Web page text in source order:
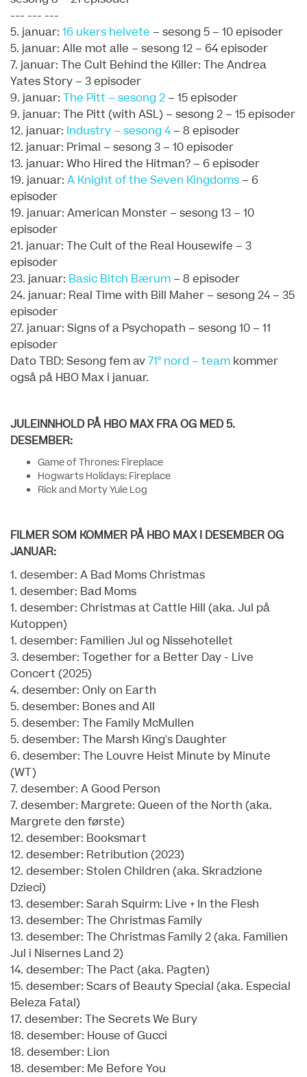
--- --- ---
5. januar: 16 ukers helvete – sesong 5 – 10 episoder
5. januar: Alle mot alle – sesong 12 – 64 episoder
7. januar: The Cult Behind the Killer: The Andrea
Yates Story – 3 episoder
9. januar: The Pitt – sesong 2 – 15 episoder
9. januar: The Pitt (with ASL) – sesong 2 – 15 episoder
12. januar: Industry – sesong 4 – 8 episoder
12. januar: Primal – sesong 3 – 10 episoder
13. januar: Who Hired the Hitman? – 6 episoder
19. januar: A Knight of the Seven Kingdoms – 6
episoder
19. januar: American Monster – sesong 13 – 10
episoder
21. januar: The Cult of the Real Housewife – 3
episoder
23. januar: Basic Bitch Bærum – 8 episoder
24. januar: Real Time with Bill Maher – sesong 24 – 35
episoder
27. januar: Signs of a Psychopath – sesong 10 – 11
episoder
Dato TBD: Sesong fem av71° nord – team kommer
også på HBO Max i januar.
JULEINNHOLD PÅ HBO MAX FRA OG MED 5.
DESEMBER:
Game of Thrones: Fireplace
Hogwarts Holidays: Fireplace
Rick and Morty Yule Log
FILMER SOM KOMMER PÅ HBO MAX I DESEMBER OG
JANUAR:
1. desember: A Bad Moms Christmas
1. desember: Bad Moms
1. desember: Christmas at Cattle Hill (aka. Jul på
Kutoppen)
1. desember: Familien Jul og Nissehotellet
3. desember: Together for a Better Day - Live
Concert (2025)
4. desember: Only on Earth
5. desember: Bones and All
5. desember: The Family McMullen
5. desember: The Marsh King's Daughter
6. desember: The Louvre Heist Minute by Minute
(WT)
7. desember: A Good Person
7. desember: Margrete: Queen of the North (aka.
Margrete den første)
12. desember: Booksmart
12. desember: Retribution (2023)
12. desember: Stolen Children (aka. Skradzione
Dzieci)
13. desember: Sarah Squirm: Live + In the Flesh
13. desember: The Christmas Family
13. desember: The Christmas Family 2 (aka. Familien
Jul i Nisernes Land 2)
14. desember: The Pact (aka. Pagten)
15. desember: Scars of Beauty Special (aka. Especial
Beleza Fatal)
17. desember: The Secrets We Bury
18. desember: House of Gucci
18. desember: Lion
18. desember: Me Before You